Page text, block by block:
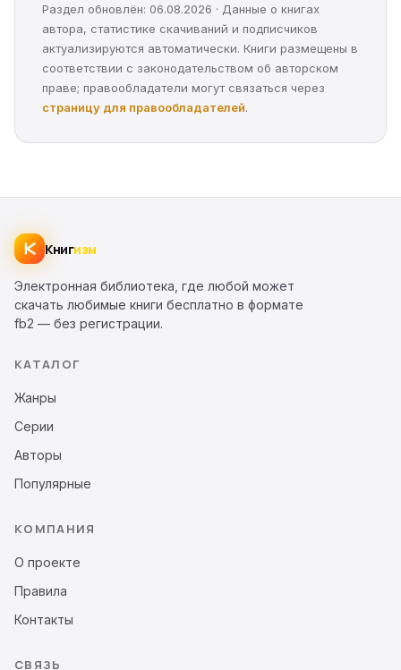
Раздел обновлён: 06.08.2026 · Данные о книгах
автора, статистике скачиваний и подписчиков
актуализируются автоматически. Книги размещены в
соответствии с законодательством об авторском
праве; правообладатели могут связаться через
страницу для правообладателей.
Книгизм
Электронная библиотека, где любой может
скачать любимые книги бесплатно в формате
fb2 — без регистрации.
КАТАЛОГ
Жанры
Серии
Авторы
Популярные
КОМПАНИЯ
О проекте
Правила
Контакты
СВЯЗЬ